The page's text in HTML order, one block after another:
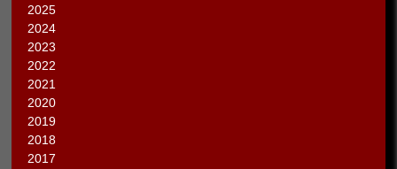
2025
2024
2023
2022
2021
2020
2019
2018
2017